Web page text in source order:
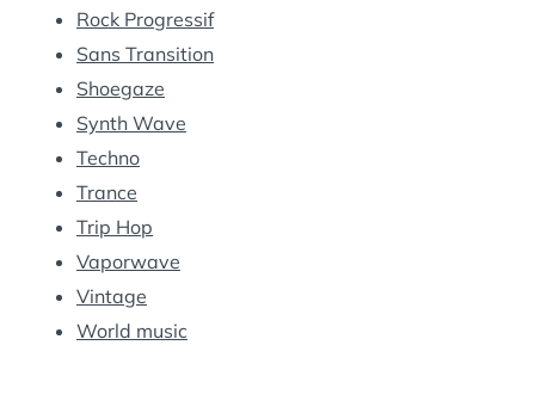
Rock Progressif
Sans Transition
Shoegaze
Synth Wave
Techno
Trance
Trip Hop
Vaporwave
Vintage
World music